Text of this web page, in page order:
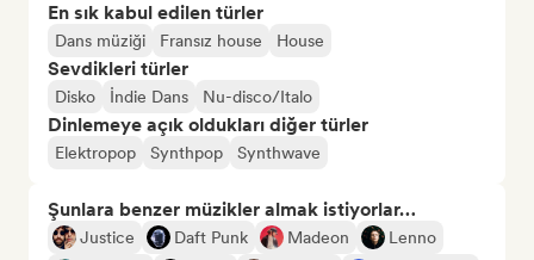
En sık kabul edilen türler
Dans müziği Fransız house House
Sevdikleri türler
Disko İndie Dans Nu-disco/Italo
Dinlemeye açık oldukları diğer türler
Elektropop Synthpop Synthwave
Şunlara benzer müzikler almak istiyorlar…
Justice Daft Punk Madeon
Lenno